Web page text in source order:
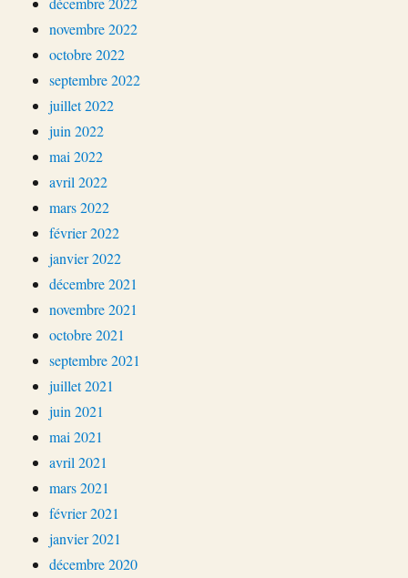
novembre 2022
octobre 2022
septembre 2022
juillet 2022
juin 2022
mai 2022
avril 2022
mars 2022
février 2022
janvier 2022
décembre 2021
novembre 2021
octobre 2021
septembre 2021
juillet 2021
juin 2021
mai 2021
avril 2021
mars 2021
février 2021
janvier 2021
décembre 2020